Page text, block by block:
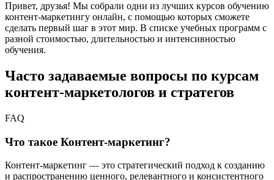
Привет, друзья! Мы собрали одни из лучших курсов обучению
контент-маркетингу онлайн, с помощью которых сможете
сделать первый шаг в этот мир. В списке учебных программ с
разной стоимостью, длительностью и интенсивностью
обучения.
Часто задаваемые вопросы по курсам
контент-маркетологов и стратегов
FAQ
Что такое Контент-маркетинг?
Контент-маркетинг — это стратегический подход к созданию
и распространению ценного, релевантного и консистентного